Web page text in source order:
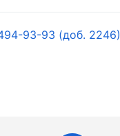
93-93 (доб. 2246)